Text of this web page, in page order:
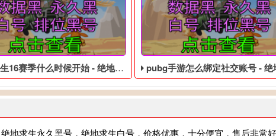
季什么时候开始 - 绝地求生低价的四无白号 pubg手游怎么绑定社交账号 - 绝地求生低价的数据
地求生永久黑号，绝地求生白号，价格优惠，十分便宜，售后非常